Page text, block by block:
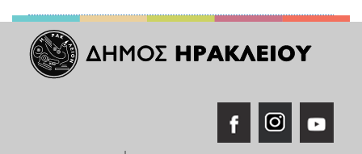
ΑΝΘΕΚΤΙΚΗ
ΠΟΛΗ